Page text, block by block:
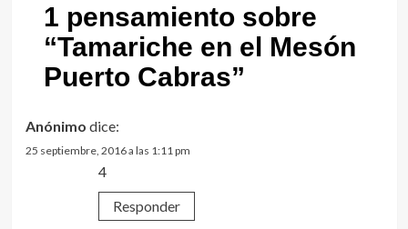
1 pensamiento sobre
“Tamariche en el Mesón
Puerto Cabras”
Anónimo dice:
25 septiembre, 2016 a las 1:11 pm
4
Responder